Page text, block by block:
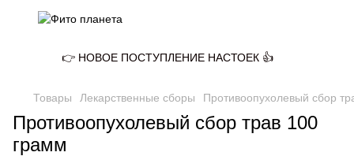
👉 НОВОЕ ПОСТУПЛЕНИЕ НАСТОЕК 👍
Товары Лекарственные сборы Противоопухолевый сбор
Противоопухолевый сбор трав 100
грамм